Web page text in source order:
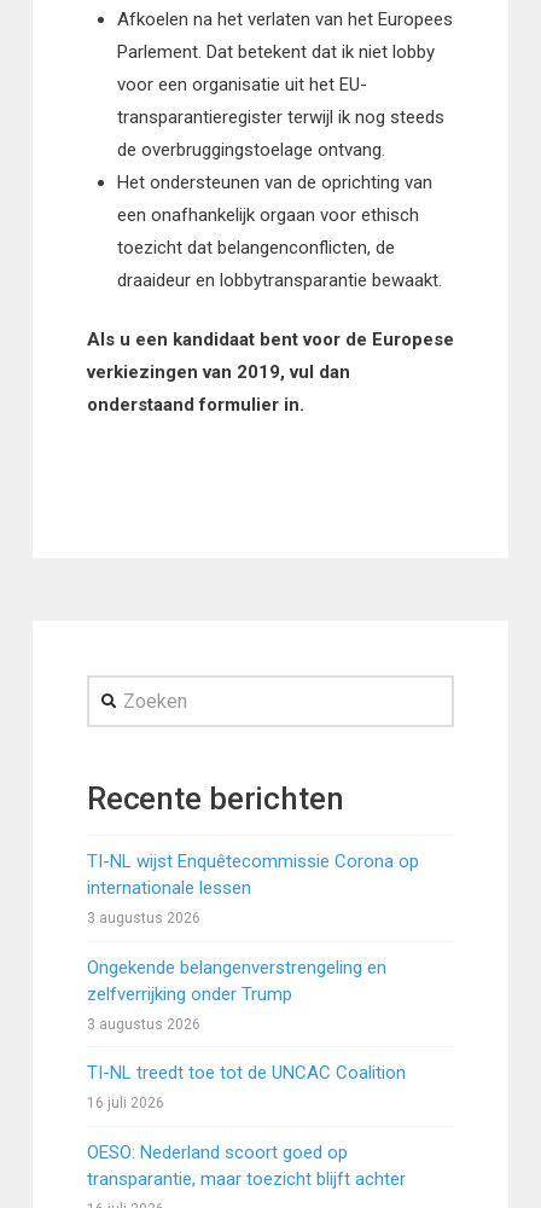
Afkoelen na het verlaten van het Europees
Parlement. Dat betekent dat ik niet lobby
voor een organisatie uit het EU-
transparantieregister terwijl ik nog steeds
de overbruggingstoelage ontvang.
Het ondersteunen van de oprichting van
een onafhankelijk orgaan voor ethisch
toezicht dat belangenconflicten, de
draaideur en lobbytransparantie bewaakt.
Als u een kandidaat bent voor de Europese
verkiezingen van 2019, vul dan
onderstaand formulier in.
Zoeken
Recente berichten
TI-NL wijst Enquêtecommissie Corona op
internationale lessen
3 augustus 2026
Ongekende belangenverstrengeling en
zelfverrijking onder Trump
3 augustus 2026
TI-NL treedt toe tot de UNCAC Coalition
16 juli 2026
OESO: Nederland scoort goed op
transparantie, maar toezicht blijft achter